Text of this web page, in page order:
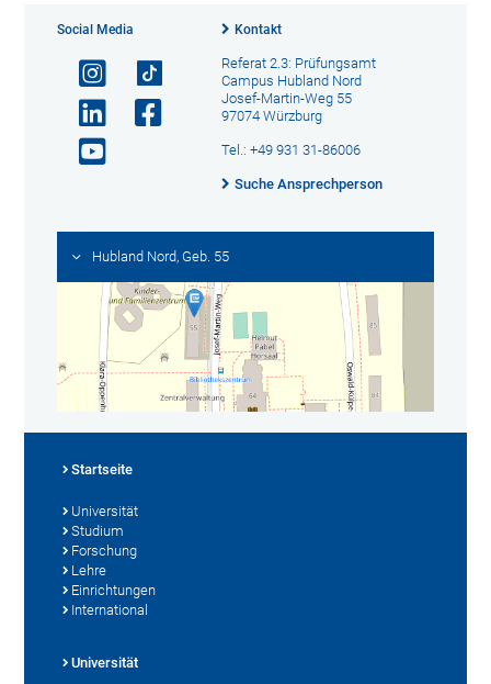
Social Media Kontakt
Referat 2.3: Prüfungsamt
Campus Hubland Nord
Josef-Martin-Weg 55
97074 Würzburg
Tel.: +49 931 31-86006
Suche Ansprechperson
Hubland Nord, Geb. 55
Startseite
Universität
Studium
Forschung
Lehre
Einrichtungen
International
Universität